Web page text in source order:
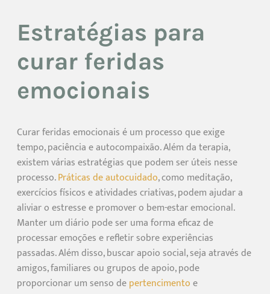
Estratégias para
curar feridas
emocionais
Curar feridas emocionais é um processo que exige
tempo, paciência e autocompaixão. Além da terapia,
existem várias estratégias que podem ser úteis nesse
processo.Práticas de autocuidado, como meditação,
exercícios físicos e atividades criativas, podem ajudar a
aliviar o estresse e promover o bem-estar emocional.
Manter um diário pode ser uma forma eficaz de
processar emoções e refletir sobre experiências
passadas. Além disso, buscar apoio social, seja através de
amigos, familiares ou grupos de apoio, pode
proporcionar um senso depertencimentoe